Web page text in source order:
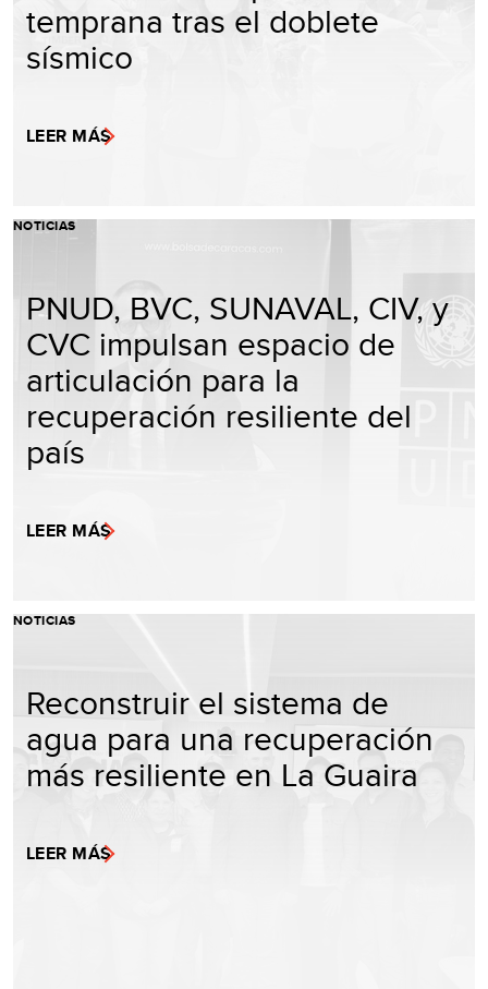
temprana tras el doblete
sísmico
LEER MÁS
NOTICIAS
PNUD, BVC, SUNAVAL, CIV, y
CVC impulsan espacio de
articulación para la
recuperación resiliente del
país
LEER MÁS
NOTICIAS
Reconstruir el sistema de
agua para una recuperación
más resiliente en La Guaira
LEER MÁS